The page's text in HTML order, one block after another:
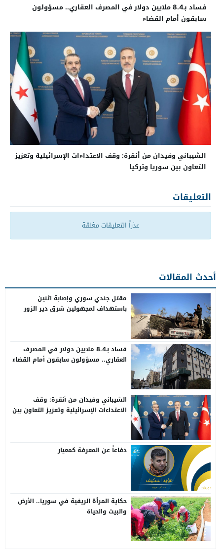
فساد بـ8.4 ملايين دولار في المصرف العقاري.. مسؤولون
سابقون أمام القضاء
الشيباني وفيدان من أنقرة: وقف الاعتداءات الإسرائيلية وتعزيز
التعاون بين سوريا وتركيا
التعليقات
عذراً التعليقات مغلقة
أحدث المقالات
مقتل جندي سوري وإصابة اثنين
باستهداف لمجهولين شرق دير الزور
فساد بـ8.4 ملايين دولار في المصرف
العقاري.. مسؤولون سابقون أمام القضاء
الشيباني وفيدان من أنقرة: وقف
الاعتداءات الإسرائيلية وتعزيز التعاون بين
دفاعاً عن المعرفة كمعيار
حكاية المرأة الريفية في سوريا.. الأرض
والبيت والحياة